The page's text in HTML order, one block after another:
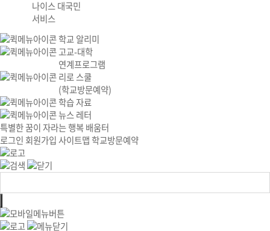
나이스 대국민
서비스
학교 알리미
고교-대학
연계프로그램
리로 스쿨
(학교방문예약)
학습 자료
뉴스 레터
특별한 꿈이 자라는 행복 배움터
로그인 회원가입사이트맵학교방문예약